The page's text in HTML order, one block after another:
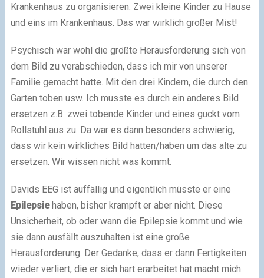
Krankenhaus zu organisieren. Zwei kleine Kinder zu Hause
und eins im Krankenhaus. Das war wirklich großer Mist!
Psychisch war wohl die größte Herausforderung sich von
dem Bild zu verabschieden, dass ich mir von unserer
Familie gemacht hatte. Mit den drei Kindern, die durch den
Garten toben usw. Ich musste es durch ein anderes Bild
ersetzen z.B. zwei tobende Kinder und eines guckt vom
Rollstuhl aus zu. Da war es dann besonders schwierig,
dass wir kein wirkliches Bild hatten/haben um das alte zu
ersetzen. Wir wissen nicht was kommt.
Davids EEG ist auffällig und eigentlich müsste er eine
Epilepsiehaben, bisher krampft er aber nicht. Diese
Unsicherheit, ob oder wann die Epilepsie kommt und wie
sie dann ausfällt auszuhalten ist eine große
Herausforderung. Der Gedanke, dass er dann Fertigkeiten
wieder verliert, die er sich hart erarbeitet hat macht mich